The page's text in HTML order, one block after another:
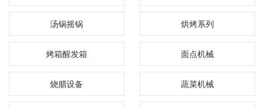
汤锅摇锅 烘烤系列
烤箱醒发箱 面点机械
烧腊设备 蔬菜机械